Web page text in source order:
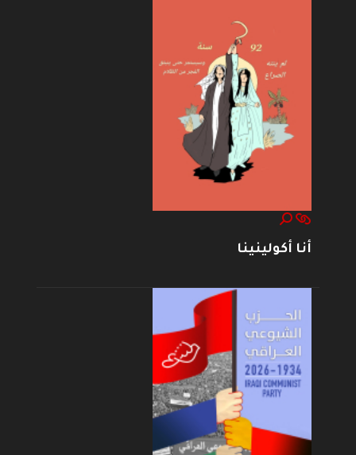
أنا أكولينينا